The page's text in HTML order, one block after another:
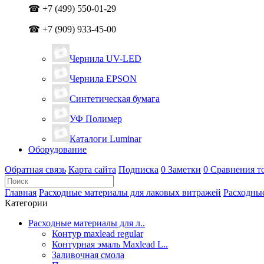
☎ +7 (499) 550-01-29
☎ +7 (909) 933-45-00
Чернила UV-LED
Чернила EPSON
Синтетическая бумага
УФ Полимер
Каталоги Luminar
Оборудование
Обратная связь Карта сайта Подписка 0 Заметки 0 Сравнения
Главная Расходные материалы для лаковых витражей
Категории
Расходные материалы для л..
Контур maxlead regular
Контурная эмаль Maxlead L..
Заливочная смола